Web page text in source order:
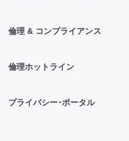
倫理 & コンプライアンス
倫理ホットライン
プライバシー･ポータル